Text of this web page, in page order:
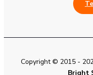
Copyright © 2015 -
Bright